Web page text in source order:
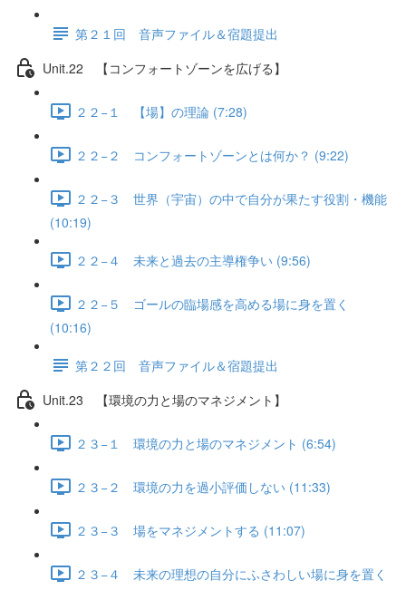
第２１回 音声ファイル＆宿題提出
Unit.22 【コンフォートゾーンを広げる】
２２−１ 【場】の理論 (7:28)
２２−２ コンフォートゾーンとは何か？ (9:22)
２２−３ 世界（宇宙）の中で自分が果たす役割・機能
(10:19)
２２−４ 未来と過去の主導権争い (9:56)
２２−５ ゴールの臨場感を高める場に身を置く
(10:16)
第２２回 音声ファイル＆宿題提出
Unit.23 【環境の力と場のマネジメント】
２３−１ 環境の力と場のマネジメント (6:54)
２３−２ 環境の力を過小評価しない (11:33)
２３−３ 場をマネジメントする (11:07)
２３−４ 未来の理想の自分にふさわしい場に身を置く